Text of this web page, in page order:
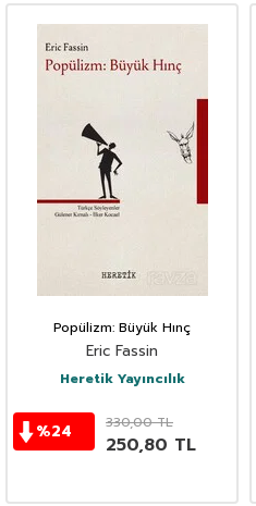
Popülizm: Büyük Hınç
Eric Fassin
Heretik Yayıncılık
%24 330,00TL
250,80 TL